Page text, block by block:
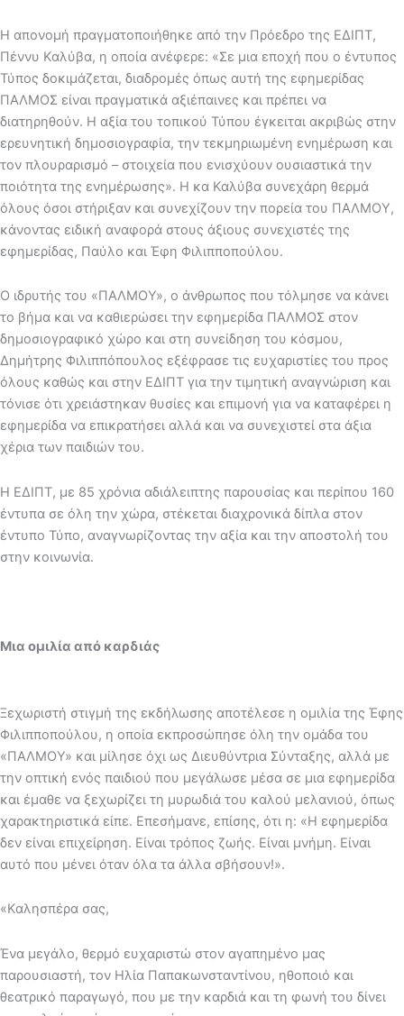
Η απονομή πραγματοποιήθηκε από την Πρόεδρο της ΕΔΙΠΤ,
Πέννυ Καλύβα, η οποία ανέφερε: «Σε μια εποχή που ο έντυπος
Τύπος δοκιμάζεται, διαδρομές όπως αυτή της εφημερίδας
ΠΑΛΜΟΣ είναι πραγματικά αξιέπαινες και πρέπει να
διατηρηθούν. Η αξία του τοπικού Τύπου έγκειται ακριβώς στην
ερευνητική δημοσιογραφία, την τεκμηριωμένη ενημέρωση και
τον πλουραρισμό – στοιχεία που ενισχύουν ουσιαστικά την
ποιότητα της ενημέρωσης». Η κα Καλύβα συνεχάρη θερμά
όλους όσοι στήριξαν και συνεχίζουν την πορεία του ΠΑΛΜΟΥ,
κάνοντας ειδική αναφορά στους άξιους συνεχιστές της
εφημερίδας, Παύλο και Έφη Φιλιπποπούλου.
Ο ιδρυτής του «ΠΑΛΜΟΥ», ο άνθρωπος που τόλμησε να κάνει
το βήμα και να καθιερώσει την εφημερίδα ΠΑΛΜΟΣ στον
δημοσιογραφικό χώρο και στη συνείδηση του κόσμου,
Δημήτρης Φιλιππόπουλος εξέφρασε τις ευχαριστίες του προς
όλους καθώς και στην ΕΔΙΠΤ για την τιμητική αναγνώριση και
τόνισε ότι χρειάστηκαν θυσίες και επιμονή για να καταφέρει η
εφημερίδα να επικρατήσει αλλά και να συνεχιστεί στα άξια
χέρια των παιδιών του.
Η ΕΔΙΠΤ, με 85 χρόνια αδιάλειπτης παρουσίας και περίπου 160
έντυπα σε όλη την χώρα, στέκεται διαχρονικά δίπλα στον
έντυπο Τύπο, αναγνωρίζοντας την αξία και την αποστολή του
στην κοινωνία.
Μια ομιλία από καρδιάς
Ξεχωριστή στιγμή της εκδήλωσης αποτέλεσε η ομιλία της Έφης
Φιλιπποπούλου, η οποία εκπροσώπησε όλη την ομάδα του
«ΠΑΛΜΟΥ» και μίλησε όχι ως Διευθύντρια Σύνταξης, αλλά με
την οπτική ενός παιδιού που μεγάλωσε μέσα σε μια εφημερίδα
και έμαθε να ξεχωρίζει τη μυρωδιά του καλού μελανιού, όπως
χαρακτηριστικά είπε. Επεσήμανε, επίσης, ότι η: «Η εφημερίδα
δεν είναι επιχείρηση. Είναι τρόπος ζωής. Είναι μνήμη. Είναι
αυτό που μένει όταν όλα τα άλλα σβήσουν!».
«Καλησπέρα σας,
Ένα μεγάλο, θερμό ευχαριστώ στον αγαπημένο μας
παρουσιαστή, τον Ηλία Παπακωνσταντίνου, ηθοποιό και
θεατρικό παραγωγό, που με την καρδιά και τη φωνή του δίνει